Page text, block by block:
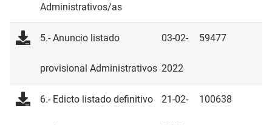
Administrativos/as
5.- Anuncio listado
provisional Administrativos
03-02-
2022
59477
6.- Edicto listado definitivo 21-02- 100638